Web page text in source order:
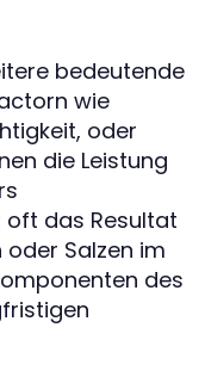
bedeutende
wie
oder
die Leistung
oft das Resultat
Salzen im
des